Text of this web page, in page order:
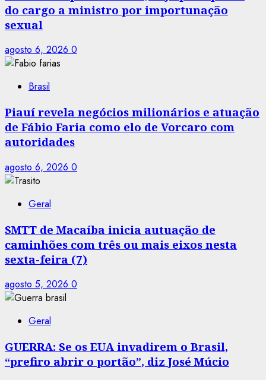
do cargo a ministro por importunação
sexual
agosto 6, 2026 0
Brasil
Piauí revela negócios milionários e atuação
de Fábio Faria como elo de Vorcaro com
autoridades
agosto 6, 2026 0
Geral
SMTT de Macaíba inicia autuação de
caminhões com três ou mais eixos nesta
sexta-feira (7)
agosto 5, 2026 0
Geral
GUERRA: Se os EUA invadirem o Brasil,
“prefiro abrir o portão”, diz José Múcio